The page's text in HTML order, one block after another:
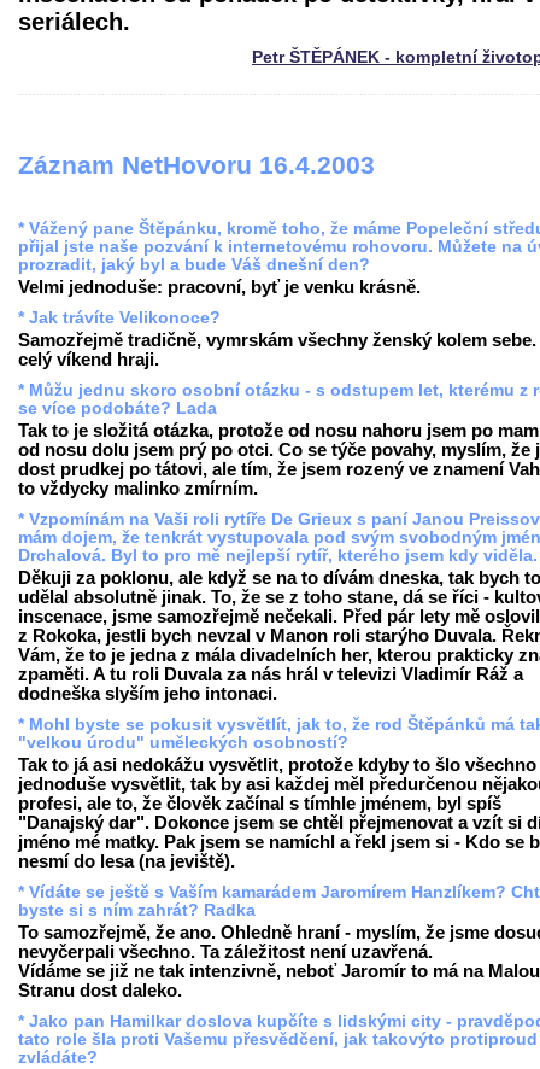
seriálech.
Petr ŠTĚPÁNEK - kompletní
Záznam NetHovoru 16.4.2003
* Vážený pane Štěpánku, kromě toho, že máme Popeleční
přijal jste naše pozvání k internetovému rohovoru. Můžete na
prozradit, jaký byl a bude Váš dnešní den?
Velmi jednoduše: pracovní, byť je venku krásně.
* Jak trávíte Velikonoce?
Samozřejmě tradičně, vymrskám všechny ženský kolem
celý víkend hraji.
* Můžu jednu skoro osobní otázku - s odstupem let, kterému z
se více podobáte? Lada
Tak to je složitá otázka, protože od nosu nahoru jsem po
od nosu dolu jsem prý po otci. Co se týče povahy, myslím, že
dost prudkej po tátovi, ale tím, že jsem rozený ve znamení
to vždycky malinko zmírním.
* Vzpomínám na Vaši roli rytíře De Grieux s paní Janou
mám dojem, že tenkrát vystupovala pod svým svobodným
Drchalová. Byl to pro mě nejlepší rytíř, kterého jsem kdy viděla.
Děkuji za poklonu, ale když se na to dívám dneska, tak bych to
udělal absolutně jinak. To, že se z toho stane, dá se říci -
inscenace, jsme samozřejmě nečekali. Před pár lety mě
z Rokoka, jestli bych nevzal v Manon roli starýho Duvala.
Vám, že to je jedna z mála divadelních her, kterou prakticky
zpaměti. A tu roli Duvala za nás hrál v televizi Vladimír Ráž a
dodneška slyším jeho intonaci.
* Mohl byste se pokusit vysvětlít, jak to, že rod Štěpánků má
"velkou úrodu" uměleckých osobností?
Tak to já asi nedokážu vysvětlit, protože kdyby to šlo všechno
jednoduše vysvětlit, tak by asi každej měl předurčenou
profesi, ale to, že člověk začínal s tímhle jménem, byl spíš
"Danajský dar". Dokonce jsem se chtěl přejmenovat a vzít si
jméno mé matky. Pak jsem se namíchl a řekl jsem si - Kdo se
nesmí do lesa (na jeviště).
* Vídáte se ještě s Vaším kamarádem Jaromírem Hanzlíkem?
byste si s ním zahrát? Radka
To samozřejmě, že ano. Ohledně hraní - myslím, že jsme
nevyčerpali všechno. Ta záležitost není uzavřená.
Vídáme se již ne tak intenzivně, neboť Jaromír to má na Malou
Stranu dost daleko.
* Jako pan Hamilkar doslova kupčíte s lidskými city -
tato role šla proti Vašemu přesvědčení, jak takovýto protiproud
zvládáte?